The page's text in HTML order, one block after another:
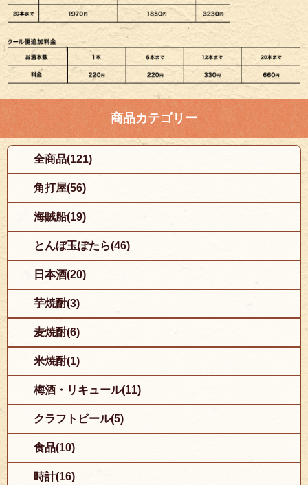
商品カテゴリー
全商品(121)
角打屋(56)
海賊船(19)
とんぼ玉ぽたら(46)
日本酒(20)
芋焼酎(3)
麦焼酎(6)
米焼酎(1)
梅酒・リキュール(11)
クラフトビール(5)
食品(10)
時計(16)